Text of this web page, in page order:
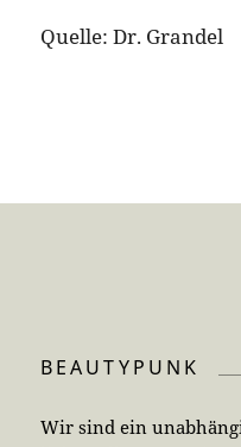
Quelle: Dr. Grandel
BEAUTYPUNK
Wir sind ein